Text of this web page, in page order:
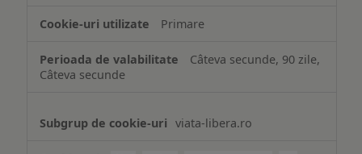
Primare
Câteva secunde, 90 zile,
Câteva secunde
viata-libera.ro